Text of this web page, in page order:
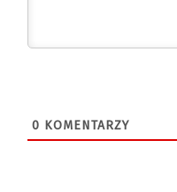
0 KOMENTARZY